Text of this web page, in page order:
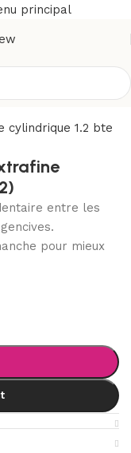
principal
& accessoires
entre les
pour mieux